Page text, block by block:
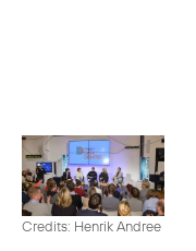
Credits: Henrik Andree